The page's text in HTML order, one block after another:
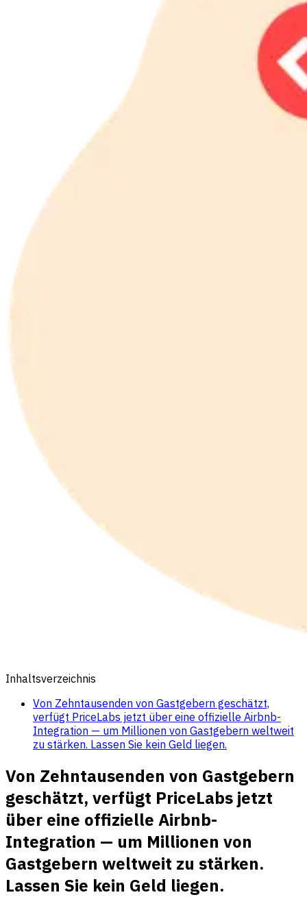
Inhaltsverzeichnis
Von Zehntausenden von Gastgebern geschätzt,
verfügt PriceLabs jetzt über eine offizielle Airbnb-
Integration — um Millionen von Gastgebern weltweit
zu stärken. Lassen Sie kein Geld liegen.
Von Zehntausenden von Gastgebern
geschätzt, verfügt PriceLabs jetzt
über eine offizielle Airbnb-
Integration — um Millionen von
Gastgebern weltweit zu stärken.
Lassen Sie kein Geld liegen.